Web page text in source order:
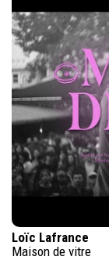
Loïc Lafrance
Maison de vitre